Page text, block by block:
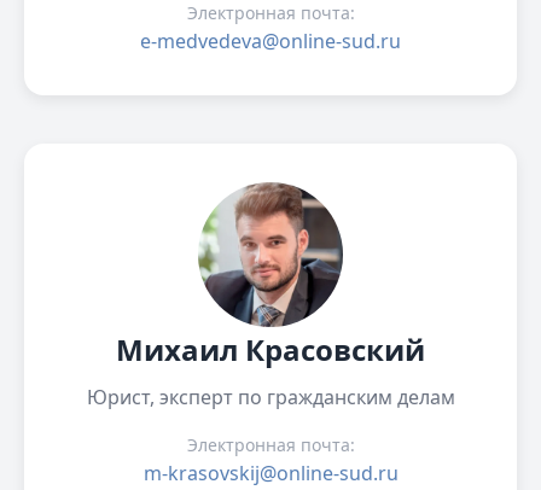
Электронная почта:
e-medvedeva@online-sud.ru
Михаил Красовский
Юрист, эксперт по гражданским делам
Электронная почта:
m-krasovskij@online-sud.ru